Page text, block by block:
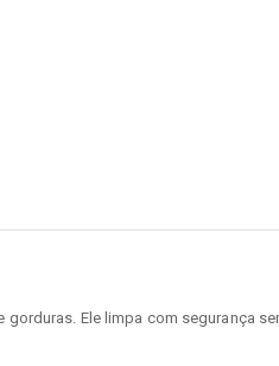
Ele limpa com segurança